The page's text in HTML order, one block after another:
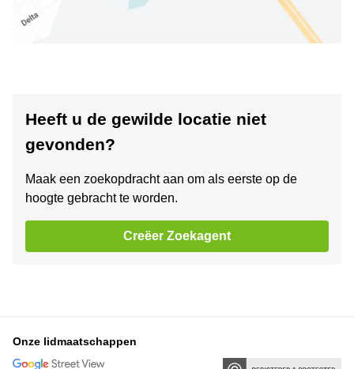
Heeft u de gewilde locatie niet
gevonden?
Maak een zoekopdracht aan om als eerste op de
hoogte gebracht te worden.
Creëer Zoekagent
Onze lidmaatschappen